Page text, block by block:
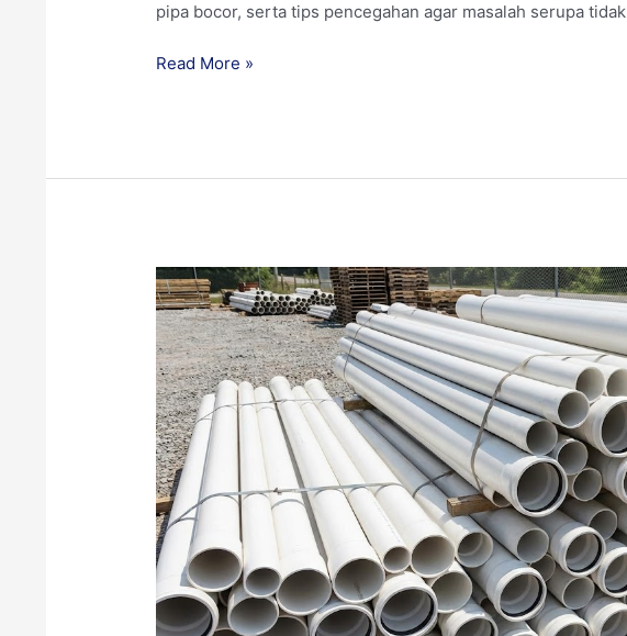
pipa bocor, serta tips pencegahan agar masalah serupa tidak
Read More »
Daftar
Ukuran
Pipa
PVC
dan
Pipa
Besi
untuk
Saluran
Air
Rumah
dan
Proyek